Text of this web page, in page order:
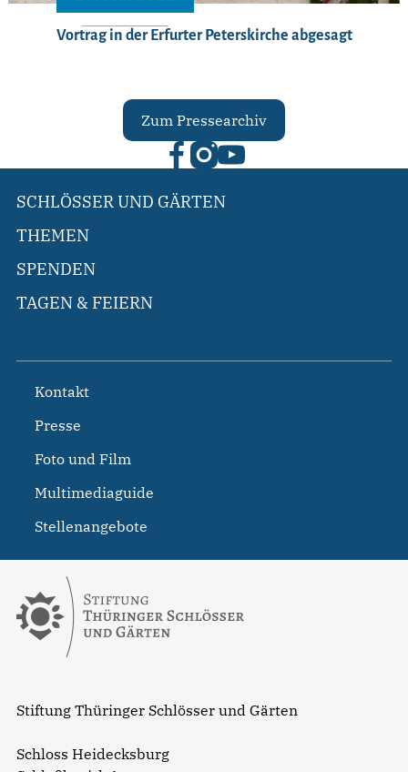
Vortrag in der Erfurter Peterskirche abgesagt
Zum Pressearchiv
Stiftung Thüringer Schlösser und Gärten
Schloss Heidecksburg
SCHLÖSSER UND GÄRTEN
THEMEN
SPENDEN
TAGEN & FEIERN
Kontakt
Presse
Foto und Film
Multimediaguide
Stellenangebote